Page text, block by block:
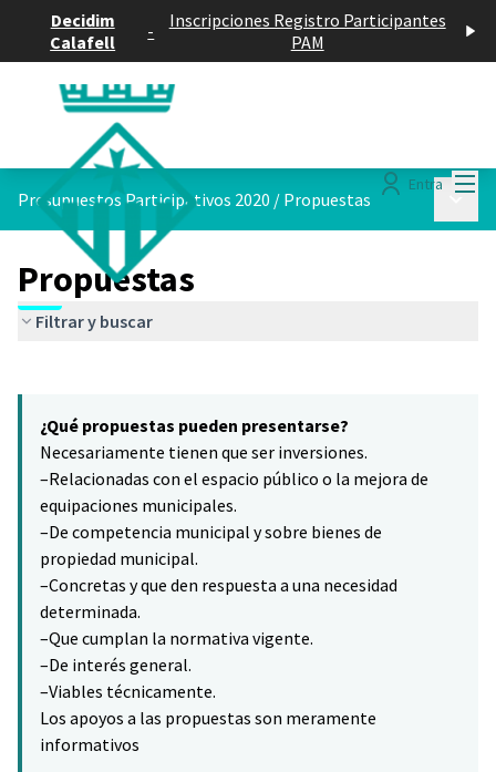
Decidim
Calafell
-
Inscripciones Registro Participantes
PAM
Entra
Presupuestos Participativos 2020 / Propuestas
Propuestas
Filtrar y buscar
−
¿Qué propuestas pueden presentarse?
Necesariamente tienen que ser inversiones.
–Relacionadas con el espacio público o la mejora de
equipaciones municipales.
–De competencia municipal y sobre bienes de
propiedad municipal.
–Concretas y que den respuesta a una necesidad
determinada.
–Que cumplan la normativa vigente.
–De interés general.
–Viables técnicamente.
Los apoyos a las propuestas son meramente
informativos